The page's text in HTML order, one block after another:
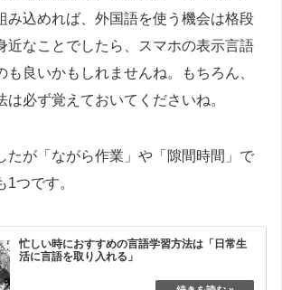
み込めれば、外国語を使う機会は格段
近なことでしたら、スマホの表示言語
も良いかもしれませんね。もちろん、
は必ず覚えておいてくださいね。
たが「ながら作業」や「隙間時間」で
つです。
忙しい時におすすめの言語学習方法は「日常生
活に言語を取り入れる」